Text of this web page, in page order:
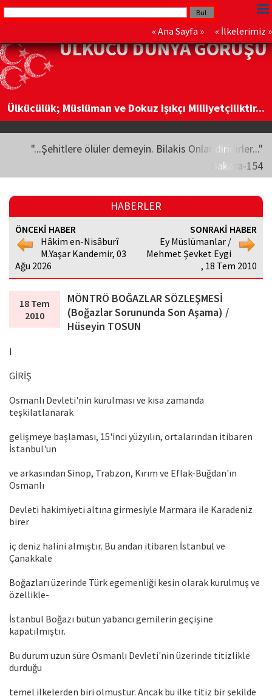
« Ana Sayfa » « İlkelerimiz »
ÜLKÜCÜ DÜNYA GÖRÜŞÜ
Ülkücülük; Müslüman ve Dokuz Işıkçı Milliyetçiliktir...
"...Şehitlere ölüler demeyin. Bilakis Onlar diridirler..."
Bakara-154
HABERLER
ÖNCEKİ HABER
Hâkim en-Nisâburî
M.Yaşar Kandemir, 03
Ağu 2026
SONRAKİ HABER
Ey Müslümanlar /
Mehmet Şevket Eygi
, 18 Tem 2010
18 Tem
2010
MÖNTRÖ BOĞAZLAR SÖZLEŞMESİ
(Boğazlar Sorununda Son Aşama) /
Hüseyin TOSUN
I
GİRİŞ
Osmanlı Devleti'nin kurulması ve kısa zamanda
teşkilatlanarak
gelişmeye başlaması, 15'inci yüzyılın, ortalarından itibaren
İstanbul'un
ve arkasından Sinop, Trabzon, Kırım ve Eflak-Buğdan'ın
Osmanlı
Devleti hakimiyeti altına girmesiyle Marmara ile Karadeniz
birer
iç deniz halini almıştır. Bu andan itibaren İstanbul ve
Çanakkale
Boğazları üzerinde Türk egemenliği kesin olarak kurulmuş ve
özellikle-
İstanbul Boğazı bütün yabancı gemilerin geçişine
kapatılmıştır.
Bu durum uzun süre Osmanlı Devleti'nin üzerinde titizlikle
durduğu
temel ilkelerden biri olmuştur. Ancak bu ilke titiz bir şekilde